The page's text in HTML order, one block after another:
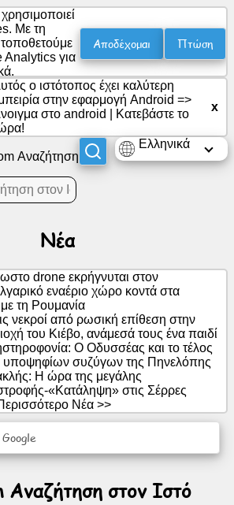
Με τη
για
Αποδέχομαι Πτώση
ο ιστότοπος έχει καλύτερη
στην εφαρμογή Android =>
στο android
Κατεβάστε το
x
Ελληνικά
Αναζήτηση
Νέα
drone εκρήγνυται στον
εναέριο χώρο κοντά στα
τη Ρουμανία
νεκροί από ρωσική επίθεση στην
του Κιέβο, ανάμεσά τους ένα παιδί
Ο Οδυσσέας και το τέλος
υποψηφίων συζύγων της Πηνελόπης
Η ώρα της μεγάλης
«Κατάληψη» στις Σέρρες
Νέα >>
Google
στον Ιστό